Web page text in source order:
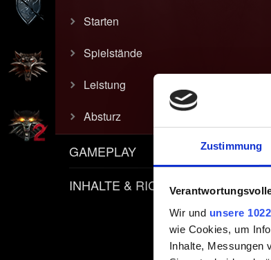
Zustimmung
Wir und unsere
wie Cookies, um
Inhalte, Messungen
Starten
Spielstände
Leistung
Absturz
GAMEPLAY
INHALTE & RICHTLINIEN